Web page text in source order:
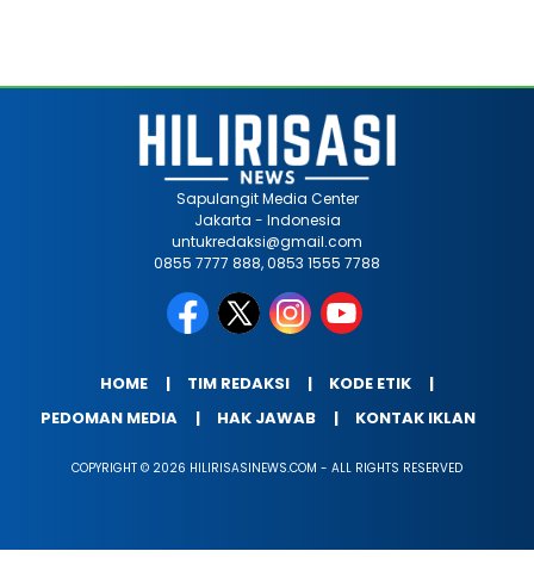
Sapulangit Media Center
Jakarta - Indonesia
untukredaksi@gmail.com
0855 7777 888, 0853 1555 7788
HOME TIM REDAKSI
KODE ETIK
PEDOMAN MEDIA
HAK JAWAB KONTAK IKLAN
COPYRIGHT © 2026 HILIRISASINEWS.COM - ALL RIGHTS RESERVED